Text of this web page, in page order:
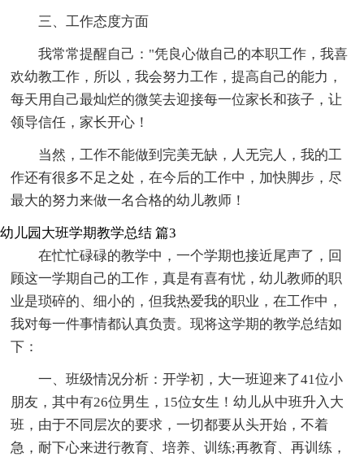
三、工作态度方面
我常常提醒自己："凭良心做自己的本职工作，我喜
欢幼教工作，所以，我会努力工作，提高自己的能力，
每天用自己最灿烂的微笑去迎接每一位家长和孩子，让
领导信任，家长开心！
当然，工作不能做到完美无缺，人无完人，我的工
作还有很多不足之处，在今后的工作中，加快脚步，尽
最大的努力来做一名合格的幼儿教师！
幼儿园大班学期教学总结 篇3
在忙忙碌碌的教学中，一个学期也接近尾声了，回
顾这一学期自己的工作，真是有喜有忧，幼儿教师的职
业是琐碎的、细小的，但我热爱我的职业，在工作中，
我对每一件事情都认真负责。现将这学期的教学总结如
下：
一、班级情况分析：开学初，大一班迎来了41位小
朋友，其中有26位男生，15位女生！幼儿从中班升入大
班，由于不同层次的要求，一切都要从头开始，不着
急，耐下心来进行教育、培养、训练;再教育、再训练，